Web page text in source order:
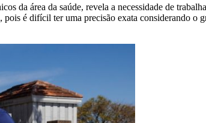
da área da saúde, revela a necessidade de
é difícil ter uma precisão exata considerando o